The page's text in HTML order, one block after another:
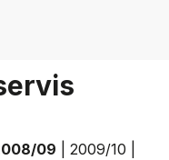
09 2009/10